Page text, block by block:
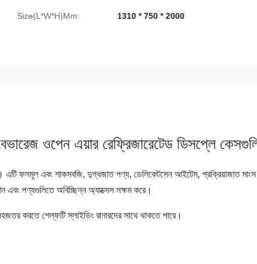
Size(L*W*H)Mm: 1310 * 750 * 2000
ওপেন এয়ার রেফ্রিজারেটেড ডিসপ্লে
এটি ফলমূল এবং শাকসবজি, দুগ্ধজাত পণ্য, ডেলিকেটসেন আইটেম, প্রক্রিয়াজাত
এবং পণ্যগুলিতে অবিচ্ছিন্ন অ্যাক্সেস সক্ষম করে।
করতে শেল্ফটি স্লাইডিং রানারদের সাথে থাকতে পারে।